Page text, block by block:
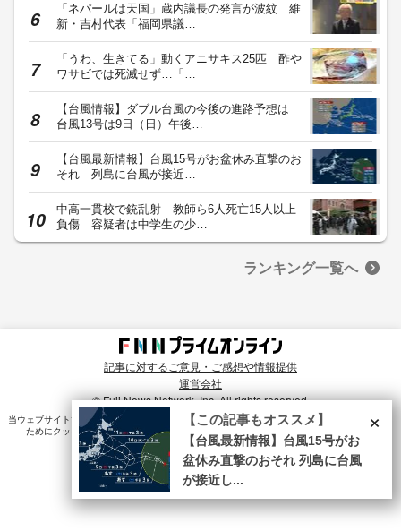
「ネパールは天国」蔵内議長の発言が波紋 維
新・吉村代表「福岡県議…
「うわ、生きてる」動くアニサキス25匹 酢や
ワサビでは死滅せず…「…
【台風情報】ダブル台風の今後の進路予想は
台風13号は9日（日）午後…
【台風最新情報】台風15号がお盆休み直撃のお
それ 列島に台風が接近…
中高一貫校で銃乱射 教師ら6人死亡15人以上
負傷 容疑者は中学生の少…
ランキング一覧へ
記事に対するご意見・ご感想や情報提供
運営会社
© Fuji News Network, Inc. All rights reserved.
当ウェブサイトでは、ユーザのニーズ・興味・関⼼に合致したコンテンツや広告配信を提供する
ためにクッキーを使⽤しています。詳細は、
プライバシーポリシー をご確認ください。×
【この記事もオススメ】
【台風最新情報】台風15号がお
盆休み直撃のおそれ 列島に台風
が接近し...